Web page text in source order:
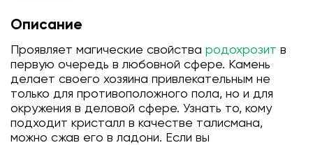
Описание
Проявляет магические свойства родохрозит в
первую очередь в любовной сфере. Камень
делает своего хозяина привлекательным не
только для противоположного пола, но и для
окружения в деловой сфере. Узнать то, кому
подходит кристалл в качестве талисмана,
можно сжав его в ладони. Если вы